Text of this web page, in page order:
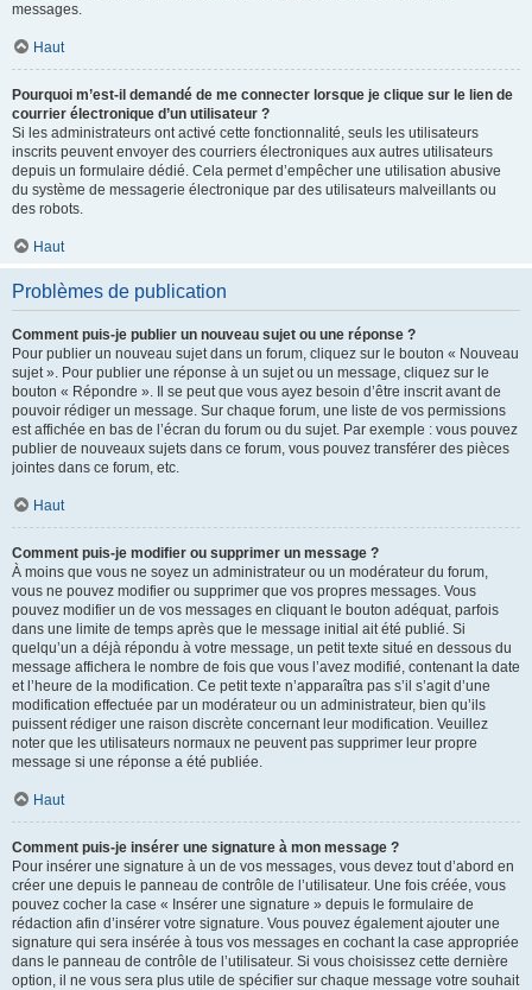
messages.
Haut
Pourquoi m’est-il demandé de me connecter lorsque je clique sur le lien de
courrier électronique d’un utilisateur ?
Si les administrateurs ont activé cette fonctionnalité, seuls les utilisateurs
inscrits peuvent envoyer des courriers électroniques aux autres utilisateurs
depuis un formulaire dédié. Cela permet d’empêcher une utilisation abusive
du système de messagerie électronique par des utilisateurs malveillants ou
des robots.
Haut
Problèmes de publication
Comment puis-je publier un nouveau sujet ou une réponse ?
Pour publier un nouveau sujet dans un forum, cliquez sur le bouton « Nouveau
sujet ». Pour publier une réponse à un sujet ou un message, cliquez sur le
bouton « Répondre ». Il se peut que vous ayez besoin d’être inscrit avant de
pouvoir rédiger un message. Sur chaque forum, une liste de vos permissions
est affichée en bas de l’écran du forum ou du sujet. Par exemple : vous pouvez
publier de nouveaux sujets dans ce forum, vous pouvez transférer des pièces
jointes dans ce forum, etc.
Haut
Comment puis-je modifier ou supprimer un message ?
À moins que vous ne soyez un administrateur ou un modérateur du forum,
vous ne pouvez modifier ou supprimer que vos propres messages. Vous
pouvez modifier un de vos messages en cliquant le bouton adéquat, parfois
dans une limite de temps après que le message initial ait été publié. Si
quelqu’un a déjà répondu à votre message, un petit texte situé en dessous du
message affichera le nombre de fois que vous l’avez modifié, contenant la date
et l’heure de la modification. Ce petit texte n’apparaîtra pas s’il s’agit d’une
modification effectuée par un modérateur ou un administrateur, bien qu’ils
puissent rédiger une raison discrète concernant leur modification. Veuillez
noter que les utilisateurs normaux ne peuvent pas supprimer leur propre
message si une réponse a été publiée.
Haut
Comment puis-je insérer une signature à mon message ?
Pour insérer une signature à un de vos messages, vous devez tout d’abord en
créer une depuis le panneau de contrôle de l’utilisateur. Une fois créée, vous
pouvez cocher la case « Insérer une signature » depuis le formulaire de
rédaction afin d’insérer votre signature. Vous pouvez également ajouter une
signature qui sera insérée à tous vos messages en cochant la case appropriée
dans le panneau de contrôle de l’utilisateur. Si vous choisissez cette dernière
option, il ne vous sera plus utile de spécifier sur chaque message votre souhait